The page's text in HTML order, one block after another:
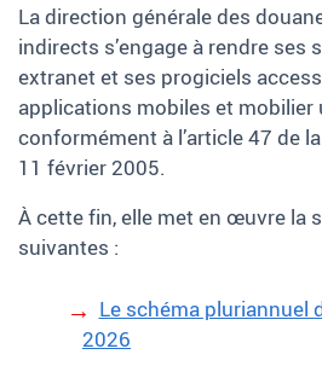
La direction générale des
indirects s’engage à rendre ses
extranet et ses progiciels
applications mobiles et mobilier
conformément à l’article 47 de
11 février 2005.
À cette fin, elle met en œuvre la
suivantes :
Le schéma pluriannuel
2026